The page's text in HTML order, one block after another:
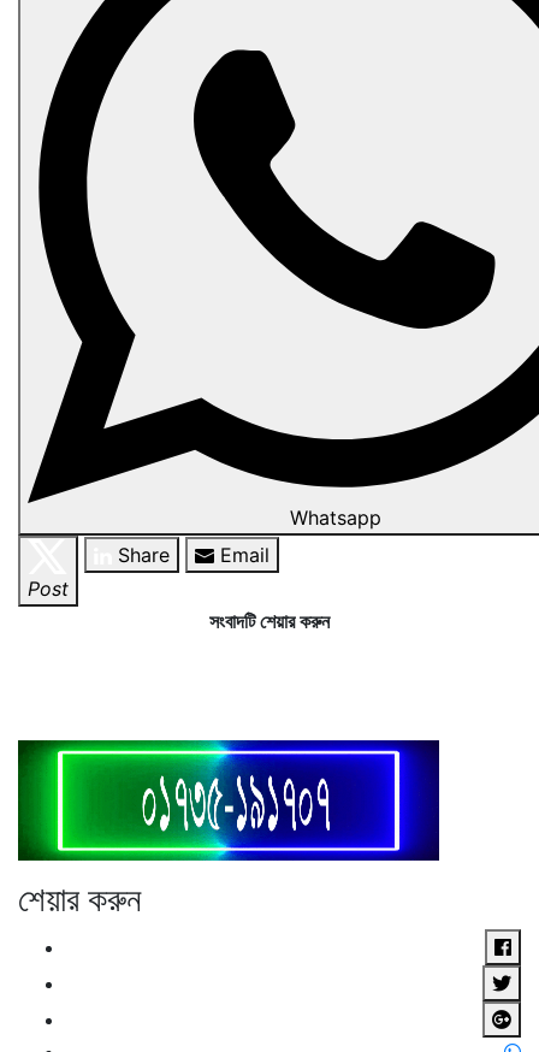
Whatsapp
Post
Share Email
সংবাদটি শেয়ার করুন
শেয়ার করুন